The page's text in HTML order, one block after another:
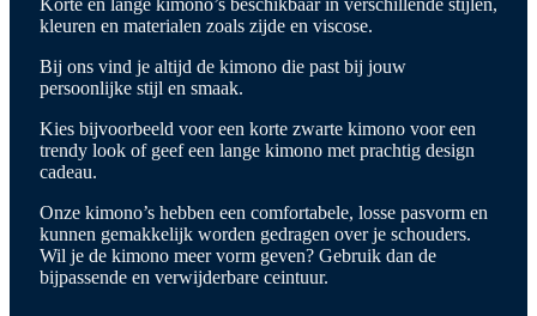
kleuren en materialen zoals zijde en viscose.
Bij ons vind je altijd de kimono die past bij jouw
persoonlijke stijl en smaak.
Kies bijvoorbeeld voor een korte zwarte kimono voor een
trendy look of geef een lange kimono met prachtig design
cadeau.
Onze kimono’s hebben een comfortabele, losse pasvorm en
kunnen gemakkelijk worden gedragen over je schouders.
Wil je de kimono meer vorm geven? Gebruik dan de
bijpassende en verwijderbare ceintuur.